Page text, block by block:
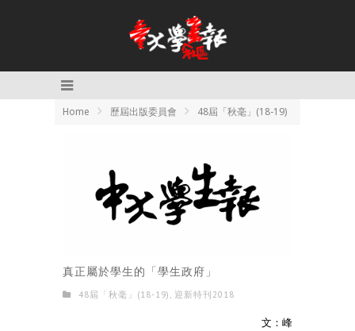
Home 歷屆出版委員會 48屆「秋毫」(18-19)
真正屬於學生的「學生政府」
48屆「秋毫」(18-19) , 迎新特刊2018
文：峰